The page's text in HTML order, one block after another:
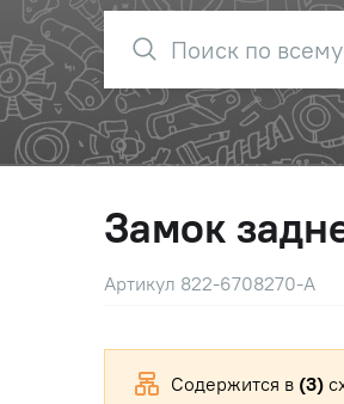
Замок
Артикул 822-6708270-А
Содержится в (3)